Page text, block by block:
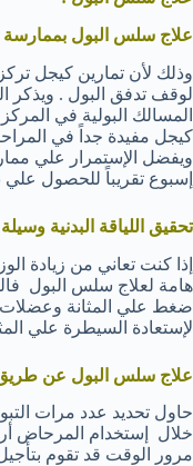
علاج سلس البول بممارسة
وذلك لأن تمارين كيجل
لوقف تدفق البول . ويذكر
المسالك البولية في
كيجل مفيدة جداً في
إسبوع تقريباً للحصول علي
تحقيق اللياقة البدنية
إذا كنت تعاني من زيادة
هامة لعلاج سلس البول
ضغط علي المثانة
لإستعادة السيطرة علي
علاج سلس البول عن طريق
حاول تحديد عدد مرات
خلال إستخدام المرحاض
مرور الوقت قد تقوم